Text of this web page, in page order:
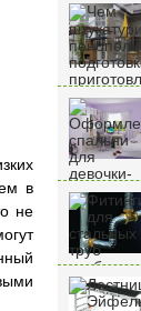
в
не